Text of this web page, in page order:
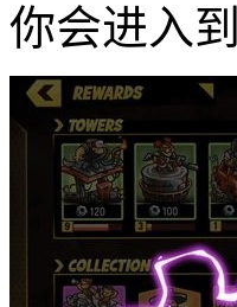
你会进入